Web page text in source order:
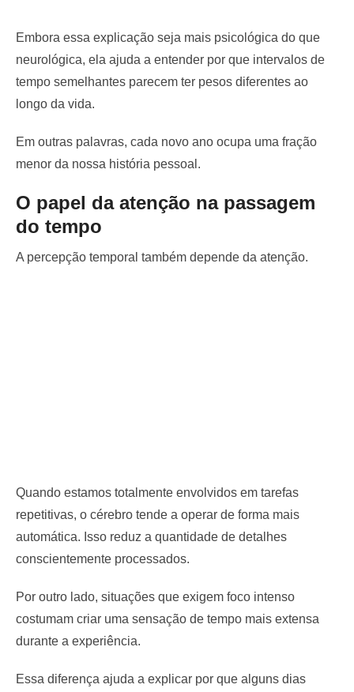
Embora essa explicação seja mais psicológica do que
neurológica, ela ajuda a entender por que intervalos de
tempo semelhantes parecem ter pesos diferentes ao
longo da vida.
Em outras palavras, cada novo ano ocupa uma fração
menor da nossa história pessoal.
O papel da atenção na passagem
do tempo
A percepção temporal também depende da atenção.
Quando estamos totalmente envolvidos em tarefas
repetitivas, o cérebro tende a operar de forma mais
automática. Isso reduz a quantidade de detalhes
conscientemente processados.
Por outro lado, situações que exigem foco intenso
costumam criar uma sensação de tempo mais extensa
durante a experiência.
Essa diferença ajuda a explicar por que alguns dias